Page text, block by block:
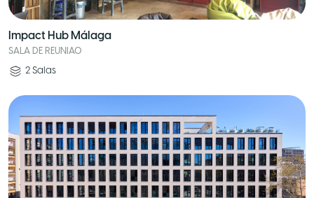
Impact Hub Málaga
SALA DE REUNIAO
2 Salas